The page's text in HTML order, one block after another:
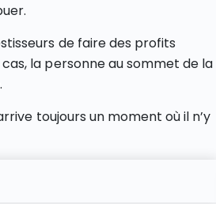
de faire des profits
la personne au sommet de la
toujours un moment où il n’y